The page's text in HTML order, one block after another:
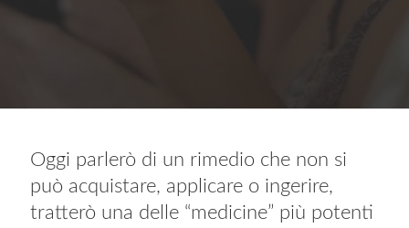
Oggi parlerò di un rimedio che non si
può acquistare, applicare o ingerire,
tratterò una delle “medicine” più potenti